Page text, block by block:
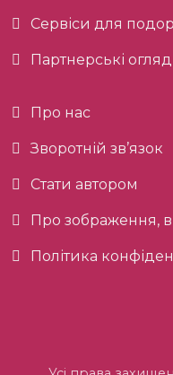
Сервіси для
Партнерські
Про нас
Зворотній зв’язок
Стати автором
Про зображення,
Політика